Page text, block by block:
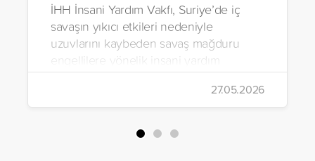
İHH İnsani Yardım Vakfı, Suriye’de iç
savaşın yıkıcı etkileri nedeniyle
uzuvlarını kaybeden savaş mağduru
engellilere yönelik insani yardım
çalışmalarını aralıksız sürdürüyor. Vakıf,
yürütülen son projeyle Suriye’nin Şam,
Halep, Hama, Humus ve İdlib
bölgelerinde zor şartlarda yaşayan
27.05.2026